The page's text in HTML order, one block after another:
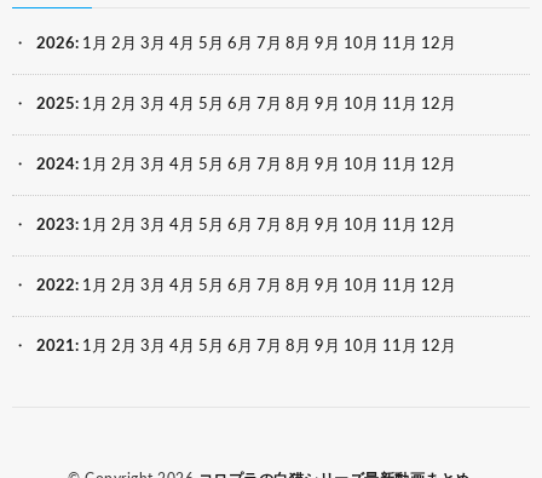
2026: 1月 2月 3月 4月 5月 6月 7月 8月 9月 10月 11月 12月
2025: 1月 2月 3月 4月 5月 6月 7月 8月 9月 10月 11月 12月
2024: 1月 2月 3月 4月 5月 6月 7月 8月 9月 10月 11月 12月
2023: 1月 2月 3月 4月 5月 6月 7月 8月 9月 10月 11月 12月
2022: 1月 2月 3月 4月 5月 6月 7月 8月 9月 10月 11月 12月
2021: 1月 2月 3月 4月 5月 6月 7月 8月 9月 10月 11月 12月